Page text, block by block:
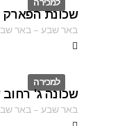
למכירה
ID
שכונת הפארק
באר שבע–באר
למכירה
ID
שכונה ג' רחוב
באר שבע–באר